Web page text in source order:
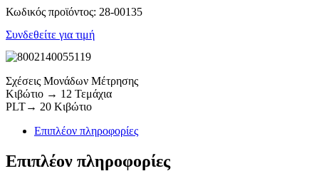
Κωδικός προϊόντος: 28-00135
Συνδεθείτε για τιμή
Σχέσεις Μονάδων Μέτρησης
Κιβώτιο → 12 Τεμάχια
PLT→ 20 Κιβώτιο
Επιπλέον πληροφορίες
Επιπλέον πληροφορίες